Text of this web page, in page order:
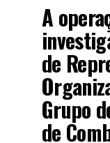
A
de
Grupo
de